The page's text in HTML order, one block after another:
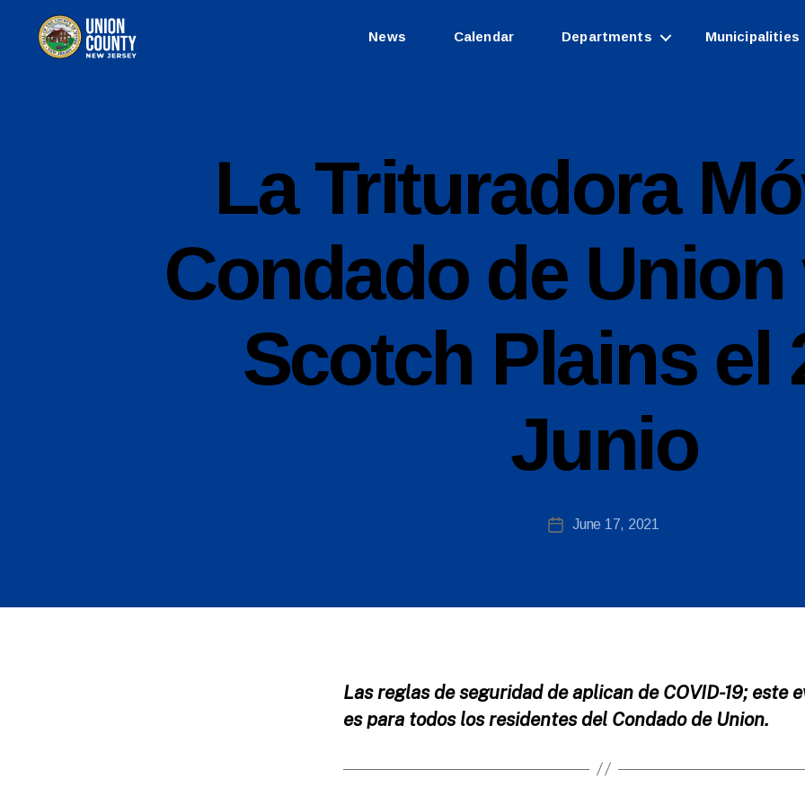
News Calendar Departments Municipalities
La Trituradora
Condado de
Scotch Plains el
Junio
Post
B
y
e
Si
PostJune 17, 2021
Las reglas de seguridad de aplican de COVID-19; este
es para todos los residentes del Condado de Union.